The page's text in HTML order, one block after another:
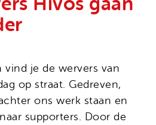
vind je de wervers van
op straat. Gedreven,
ons werk staan en
supporters. Door de